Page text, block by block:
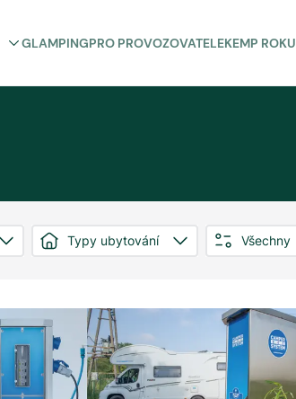
GLAMPINGPRO PROVOZOVATELEKEMP ROKU
Typy ubytování Všechny